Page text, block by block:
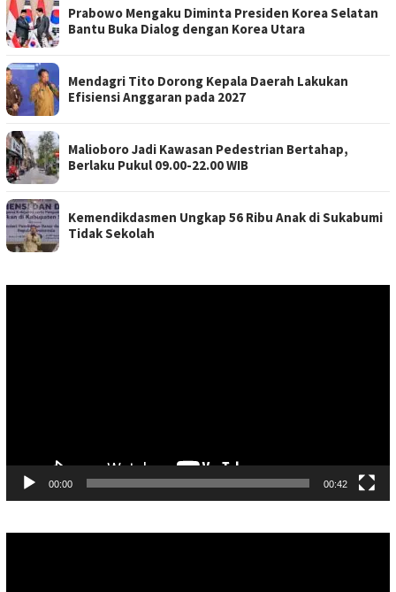
Prabowo Mengaku Diminta Presiden Korea Selatan
Bantu Buka Dialog dengan Korea Utara
Mendagri Tito Dorong Kepala Daerah Lakukan
Efisiensi Anggaran pada 2027
Malioboro Jadi Kawasan Pedestrian Bertahap,
Berlaku Pukul 09.00-22.00 WIB
Kemendikdasmen Ungkap 56 Ribu Anak di Sukabumi
Tidak Sekolah
00:00 00:42